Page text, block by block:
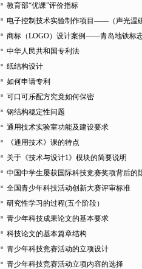
教育部“优课”评价指标
电子控制技术实验制作项目——（声光温
商标（LOGO）设计案例——青岛地铁标
中华人民共和国专利法
纸结构设计
如何申请专利
可口可乐配方究竟如何保密
钢结构稳定性问题
通用技术实验室功能及建设要求
《通用技术》课的特点
关于《技术与设计1》模块的简要说明
中国中学生屡获国际科技竞赛奖项背后的
全国青少年科技活动创新大赛评审标准
研究性学习的过程(五个阶段）
青少年科技成果论文的基本要求
科技论文的基本篇章结构
青少年科技竞赛活动的立项设计
青少年科技竞赛活动立项内容的选择